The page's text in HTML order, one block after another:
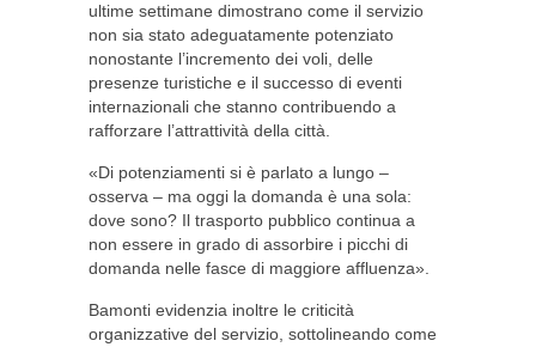
ultime settimane dimostrano come il servizio
non sia stato adeguatamente potenziato
nonostante l’incremento dei voli, delle
presenze turistiche e il successo di eventi
internazionali che stanno contribuendo a
rafforzare l’attrattività della città.
«Di potenziamenti si è parlato a lungo –
osserva – ma oggi la domanda è una sola:
dove sono? Il trasporto pubblico continua a
non essere in grado di assorbire i picchi di
domanda nelle fasce di maggiore affluenza».
Bamonti evidenzia inoltre le criticità
organizzative del servizio, sottolineando come